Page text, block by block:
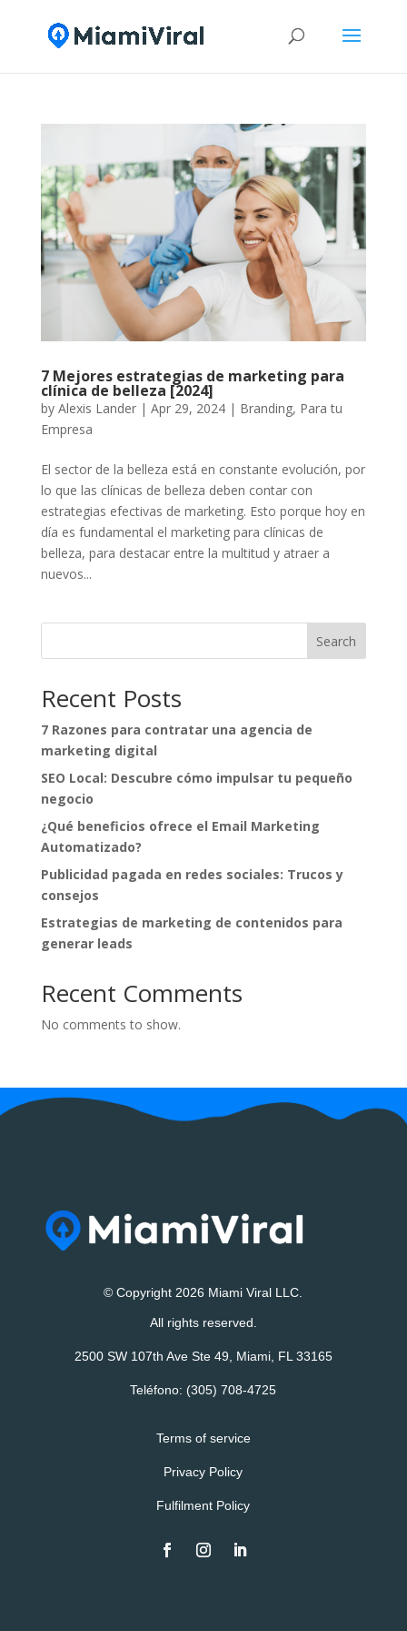
7 Mejores estrategias de marketing para
clínica de belleza [2024]
by Alexis Lander| Apr 29, 2024| Branding, Para tu
Empresa
El sector de la belleza está en constante evolución, por
lo que las clínicas de belleza deben contar con
estrategias efectivas de marketing. Esto porque hoy en
día es fundamental el marketing para clínicas de
belleza, para destacar entre la multitud y atraer a
nuevos...
Search
Recent Posts
7 Razones para contratar una agencia de
marketing digital
SEO Local: Descubre cómo impulsar tu pequeño
negocio
¿Qué beneficios ofrece el Email Marketing
Automatizado?
Publicidad pagada en redes sociales: Trucos y
consejos
Estrategias de marketing de contenidos para
generar leads
Recent Comments
No comments to show.
© Copyright 2026 Miami Viral LLC.
All rights reserved.
2500 SW 107th Ave Ste 49, Miami, FL 33165
Teléfono: (305) 708-4725
Terms of service
Privacy Policy
Fulfilment Policy